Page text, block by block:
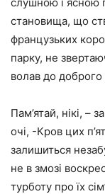
становища, що
французьких
парку, не
волав до
Пам’ятай, нікі, –
очі, -Кров цих
залишиться
не в змозі
турботу про їх